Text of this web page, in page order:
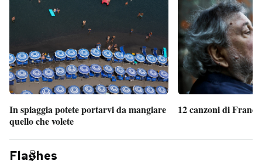
In spiaggia potete portarvi da mangiare
quello che volete
12 canzoni di
Fla hes